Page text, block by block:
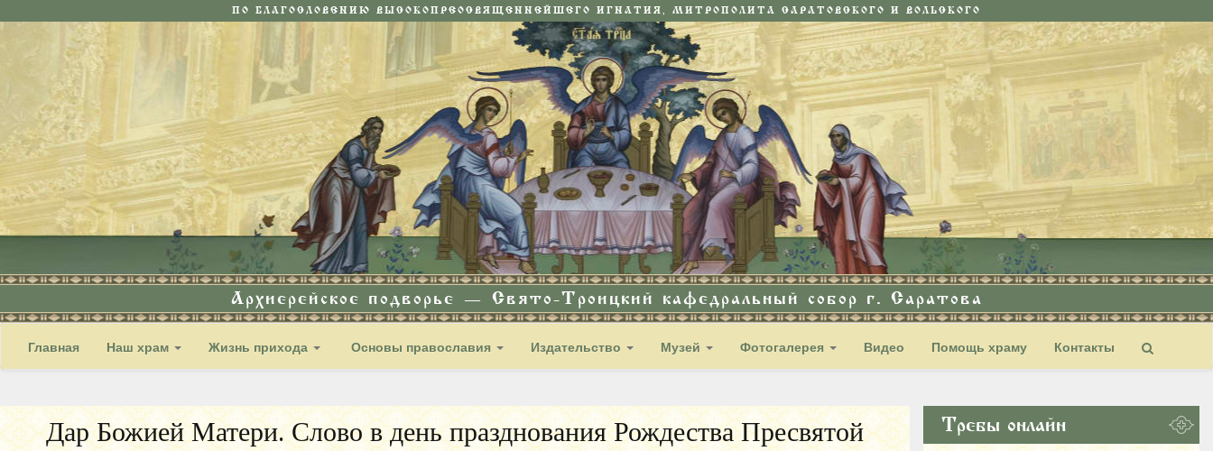
ПО БЛАГОСЛОВЕНИЮ ВЫСОКОПРЕОСВЯЩЕННЕЙШЕГО ИГНАТИЯ, МИТРОПОЛИТА САРАТОВСКОГО И ВОЛЬСКОГО
Архиерейское подворье — Свято-Троицкий кафедральный собор г. Саратова
Главная Наш храм Жизнь прихода Основы православия Издательство Музей Фотогалерея Видео Помощь храму Контакты
Дар Божией Матери. Слово в день празднования Рождества Пресвятой
Требы онлайн